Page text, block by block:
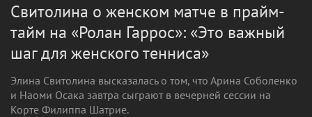
Свитолина о женском матче в прайм-
тайм на «Ролан Гаррос»: «Это важный
шаг для женского тенниса»
Элина Свитолина высказалась о том, что Арина Соболенко
и Наоми Осака завтра сыграют в вечерней сессии на
Корте Филиппа Шатрие.